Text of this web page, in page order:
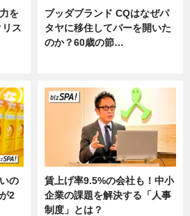
を
ス
ブッダブランド CQはなぜパ
タヤに移住してバーを開いた
のか？60歳の節…
の
2
賃上げ率9.5%の会社も！中小
企業の課題を解決する「人事
制度」とは？